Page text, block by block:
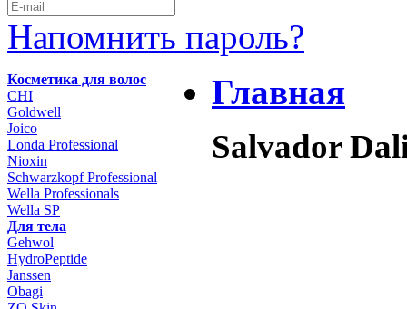
Напомнить пароль?
Косметика для волос
CHI
Goldwell
Joico
Londa Professional
Nioxin
Schwarzkopf Professional
Wella Professionals
Wella SP
Для тела
Gehwol
HydroPeptide
Janssen
Obagi
Главная
Salvador